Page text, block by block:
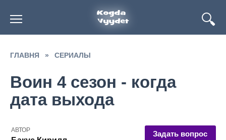
содержанию
ГЛАВНЯ » СЕРИАЛЫ
Воин 4 сезон - когда
дата выхода
АВТОР Задать вопрос